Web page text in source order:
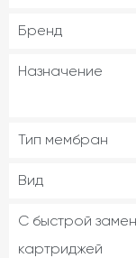
Бренд
Назначение
Тип мембран
Вид
С быстрой
картриджей